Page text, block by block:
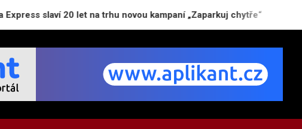
20 let na trhu novou kampaní „Zaparkuj chytře“